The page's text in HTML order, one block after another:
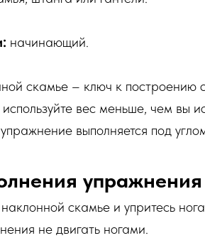
начинающий.
скамье – ключ к построению
вес меньше, чем вы
выполняется под
упражнения
скамье и упритесь
не двигать ногами.